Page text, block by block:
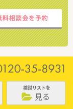
料相談会を予約
検討リストを
見る